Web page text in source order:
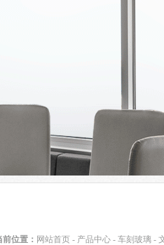
前位置： 网站首页 - 产品中心 - 车刻玻璃 -